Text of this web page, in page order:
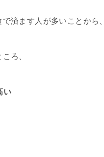
済ます人が多いことから、
ろ、
い